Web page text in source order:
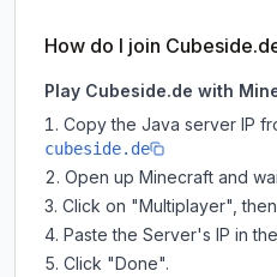
How do I join
Play Cubeside.de with
Copy the Java server IP
cubeside.de
Open up Minecraft and
Click on "Multiplayer",
Paste the Server's IP in
Click "Done".